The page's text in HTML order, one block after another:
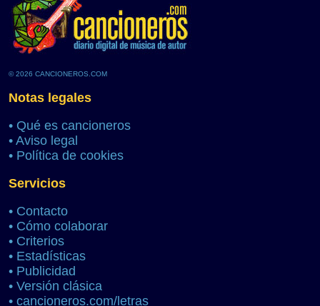
© 2026 CANCIONEROS.COM
Notas legales
• Qué es cancioneros
• Aviso legal
• Política de cookies
Servicios
• Contacto
• Cómo colaborar
• Criterios
• Estadísticas
• Publicidad
• Versión clásica
• cancioneros.com/letras